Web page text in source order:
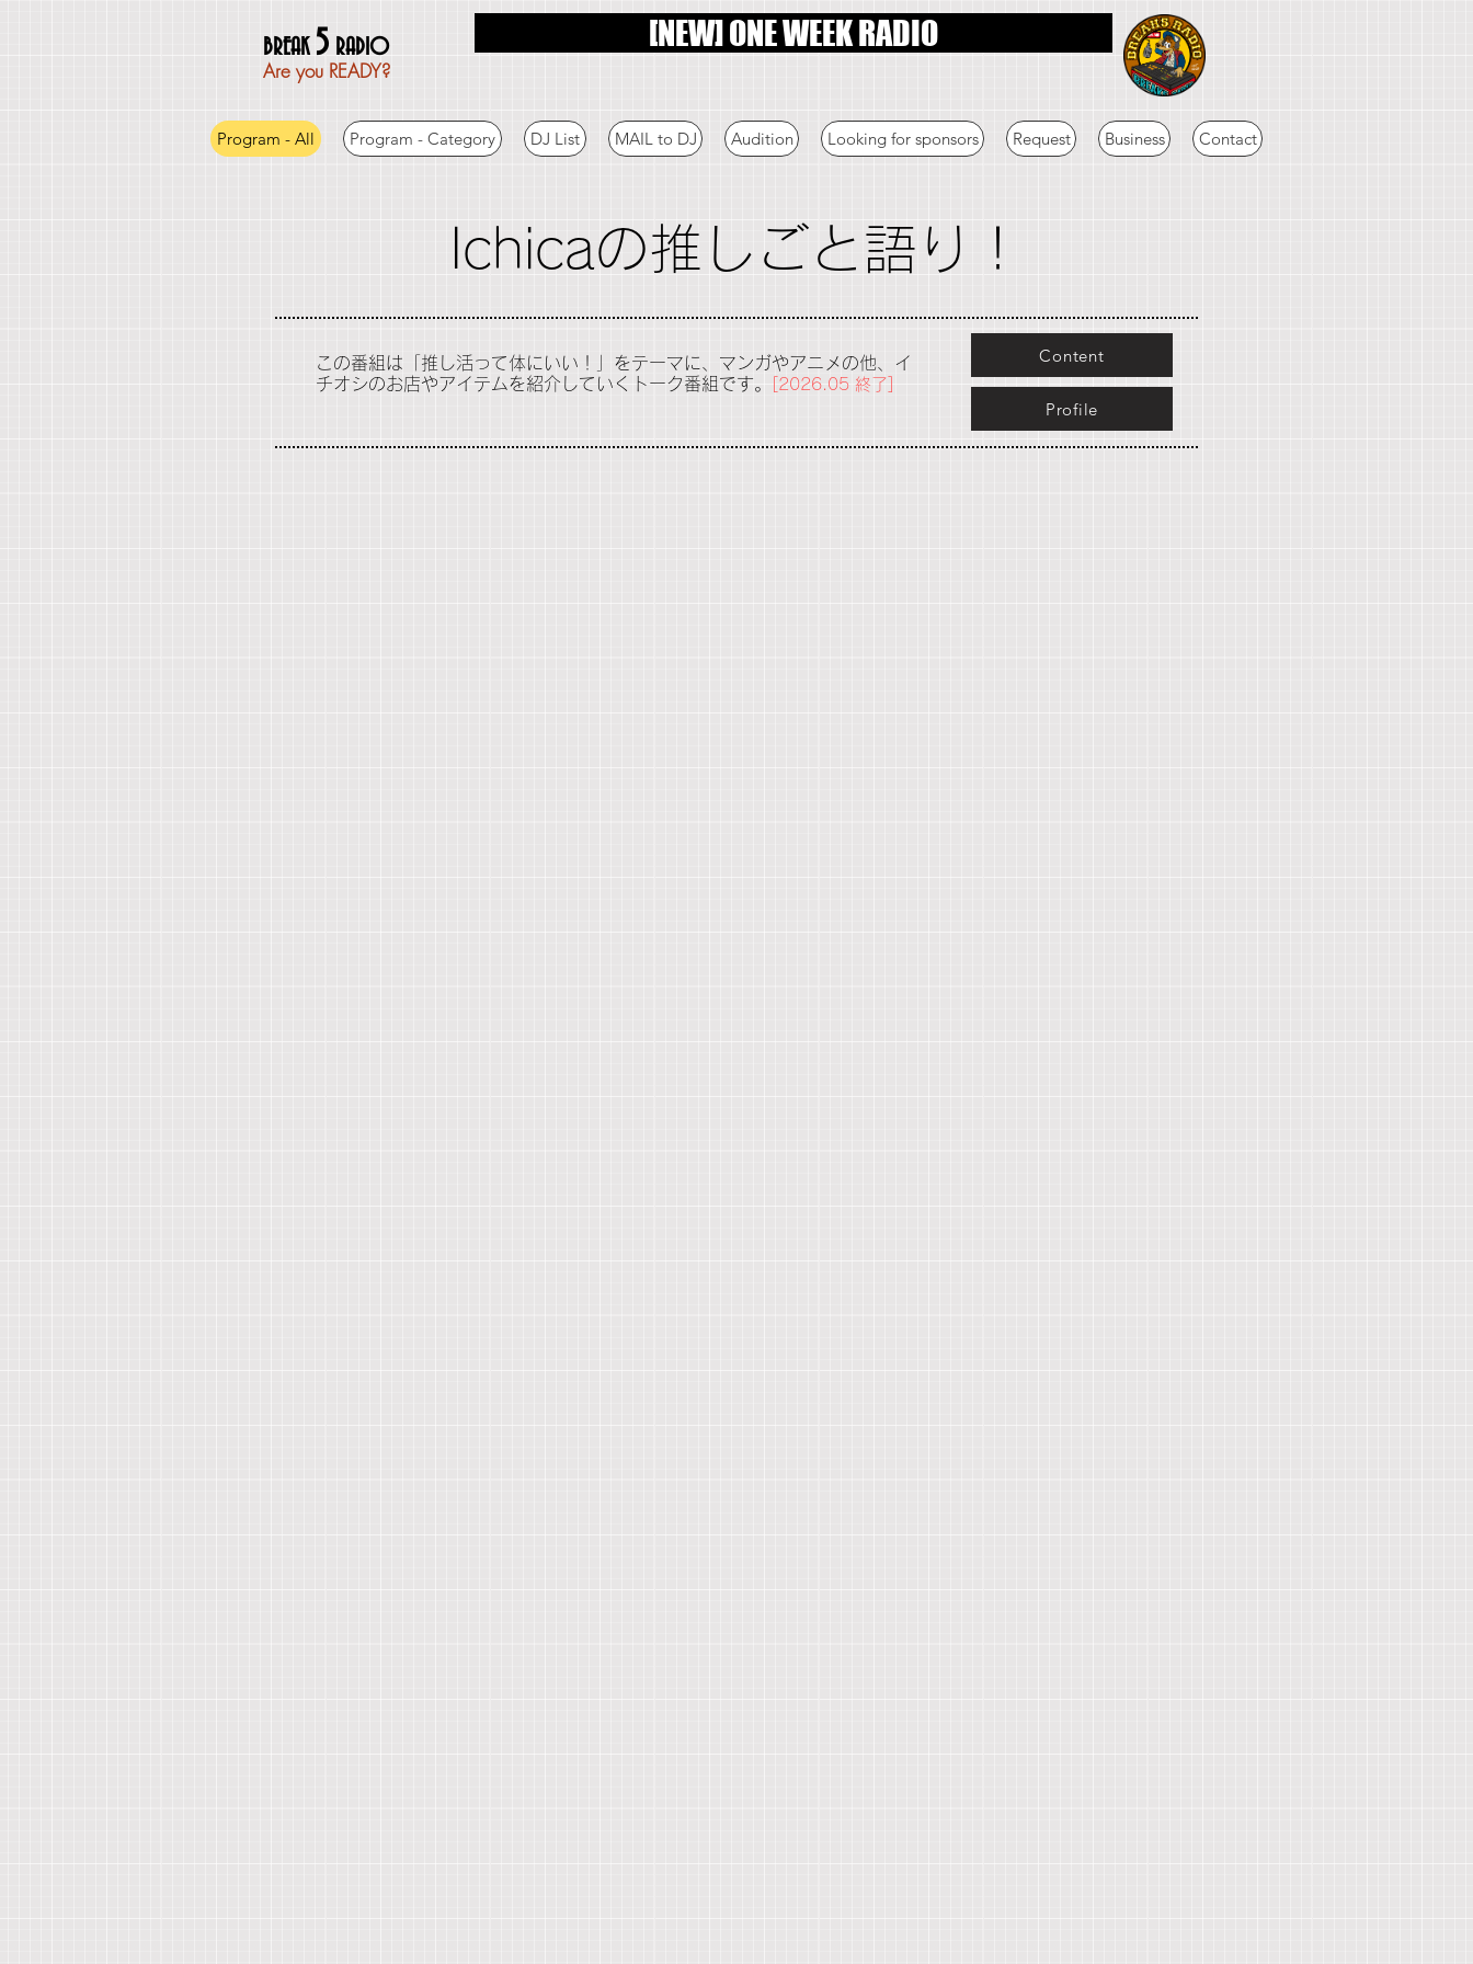
BREAK 5 RADIO
Are you READY?
[NEW] ONE WEEK RADIO
Program - All Program - Category DJ List MAIL to DJ Audition Looking for sponsors Request Business Contact
Ichicaの推しごと語り！
この番組は「推し活って体にいい！」をテーマに、 マンガやアニメの他、イ
チオシのお店やアイテムを紹介していく
トーク番組です。 [2026.05 終了]
Content
Profile